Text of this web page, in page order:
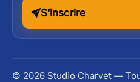
S’inscrire
© 2026 Studio Charvet —